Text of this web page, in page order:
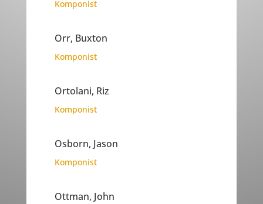
Komponist
Orr, Buxton
Komponist
Ortolani, Riz
Komponist
Osborn, Jason
Komponist
Ottman, John